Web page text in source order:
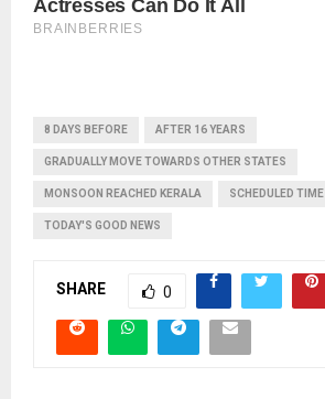
8 DAYS BEFORE AFTER 16 YEARS
GRADUALLY MOVE TOWARDS OTHER STATES
MONSOON REACHED KERALA SCHEDULED TIME
TODAY'S GOOD NEWS
SHARE 0